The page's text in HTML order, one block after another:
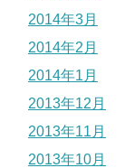
2014年3月
2014年2月
2014年1月
2013年12月
2013年11月
2013年10月